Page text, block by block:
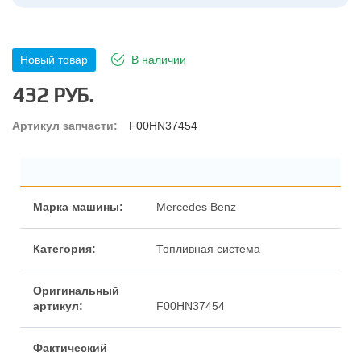
Новый товар В наличии
432 РУБ.
Артикул запчасти: F00HN37454
Марка машины: Mercedes Benz
Категория: Топливная система
Оригинальный
артикул:
F00HN37454
Фактический